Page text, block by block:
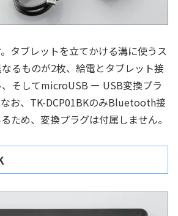
タブレットを立てかける溝に使うス
るものが2枚、給電とタブレット接
そしてmicroUSB ー USB変換プラ
お、TK-DCP01BKのみBluetooth接
ため、変換プラグは付属しません。